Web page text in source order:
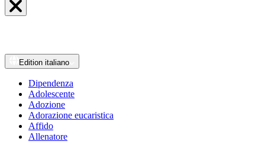
Edition italiano
Dipendenza
Adolescente
Adozione
Adorazione eucaristica
Affido
Allenatore